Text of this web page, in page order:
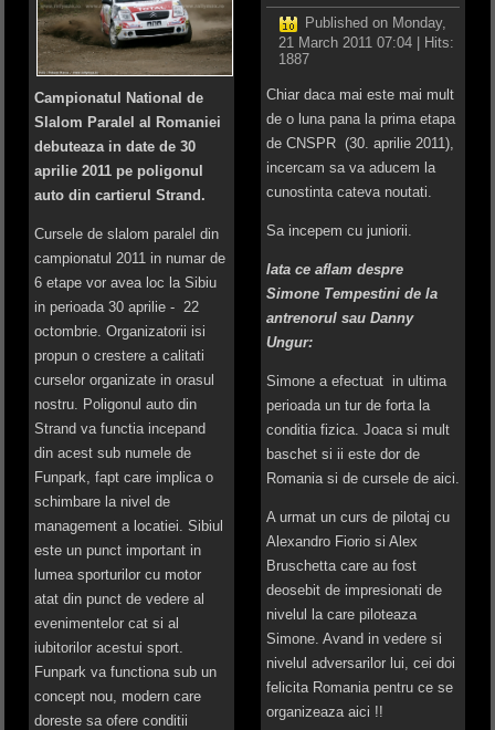
Campionatul National de
Slalom Paralel al Romaniei
debuteaza in date de 30
aprilie 2011 pe poligonul
auto din cartierul Strand.
Cursele de slalom paralel din
campionatul 2011 in numar de
6 etape vor avea loc la Sibiu
in perioada 30 aprilie - 22
octombrie. Organizatorii isi
propun o crestere a calitati
curselor organizate in orasul
nostru. Poligonul auto din
Strand va functia incepand
din acest sub numele de
Funpark, fapt care implica o
schimbare la nivel de
management a locatiei. Sibiul
este un punct important in
lumea sporturilor cu motor
atat din punct de vedere al
evenimentelor cat si al
iubitorilor acestui sport.
Funpark va functiona sub un
concept nou, modern care
doreste sa ofere conditii
Published on Monday,
21 March 2011 07:04| Hits:
1887
Chiar daca mai este mai mult
de o luna pana la prima etapa
de CNSPR (30. aprilie 2011),
incercam sa va aducem la
cunostinta cateva noutati.
Sa incepem cu juniorii.
Iata ce aflam despre
Simone Tempestini de la
antrenorul sau Danny
Ungur:
Simone a efectuat in ultima
perioada un tur de forta la
conditia fizica. Joaca si mult
baschet si ii este dor de
Romania si de cursele de aici.
A urmat un curs de pilotaj cu
Alexandro Fiorio si Alex
Bruschetta care au fost
deosebit de impresionati de
nivelul la care piloteaza
Simone. Avand in vedere si
nivelul adversarilor lui, cei doi
felicita Romania pentru ce se
organizeaza aici !!